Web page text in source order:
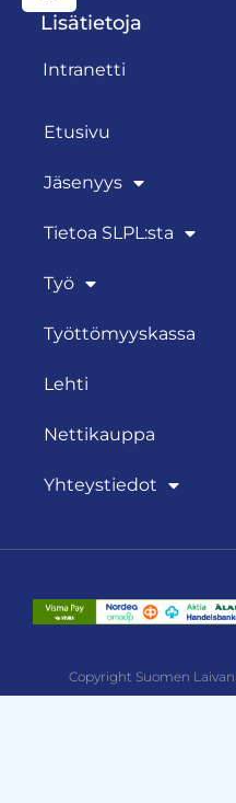
Lisätietoja
Intranetti
Etusivu
Jäsenyys
Tietoa SLPL:sta
Työ
Työttömyyskassa
Lehti
Nettikauppa
Yhteystiedot
Copyright Suomen